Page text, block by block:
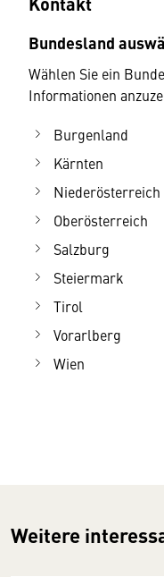
Bundesland
Wählen Sie ein
Informationen
Burgenland
Kärnten
Niederösterreich
Oberösterreich
Salzburg
Steiermark
Tirol
Vorarlberg
Wien
Weitere